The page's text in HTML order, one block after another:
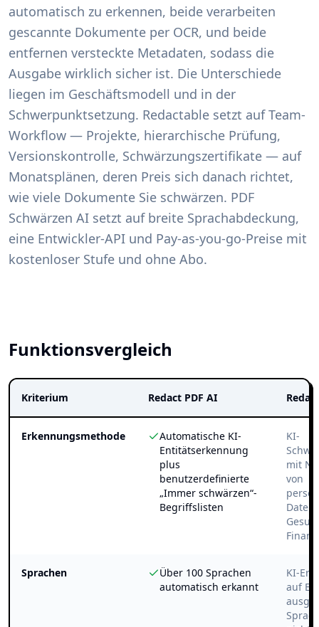
automatisch zu erkennen, beide verarbeiten
gescannte Dokumente per OCR, und beide
entfernen versteckte Metadaten, sodass die
Ausgabe wirklich sicher ist. Die Unterschiede
liegen im Geschäftsmodell und in der
Schwerpunktsetzung. Redactable setzt auf Team-
Workflow — Projekte, hierarchische Prüfung,
Versionskontrolle, Schwärzungszertifikate — auf
Monatsplänen, deren Preis sich danach richtet,
wie viele Dokumente Sie schwärzen. PDF
Schwärzen AI setzt auf breite Sprachabdeckung,
eine Entwickler-API und Pay-as-you-go-Preise mit
kostenloser Stufe und ohne Abo.
Funktionsvergleich
Kriterium Redact PDF AI
Erkennungsmethode
Automatische KI-
Entitätserkennung
plus
benutzerdefinierte
„Immer schwärzen“-
Begriffslisten
KI-
mit
von
Daten,
Sprachen
Über 100 Sprachen
automatisch erkannt
KI-
auf